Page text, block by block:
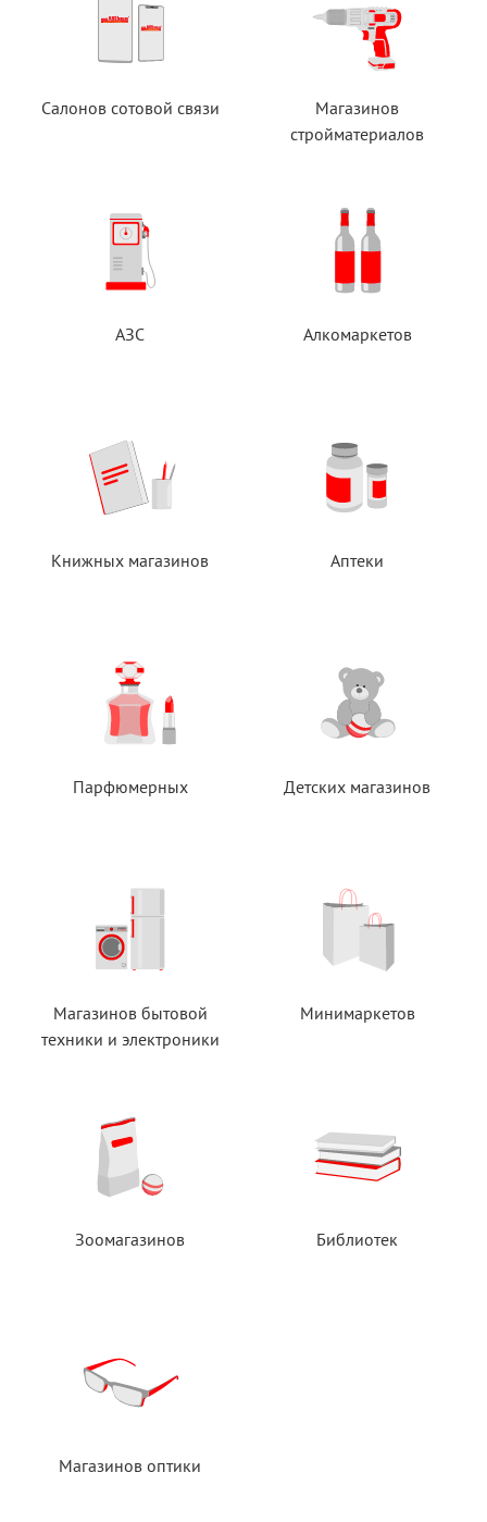
Салонов сотовой связи
Магазинов
стройматериалов
АЗС Алкомаркетов
Книжных магазинов Аптеки
Парфюмерных Детских магазинов
Магазинов бытовой
техники и электроники
Минимаркетов
Зоомагазинов Библиотек
Магазинов оптики